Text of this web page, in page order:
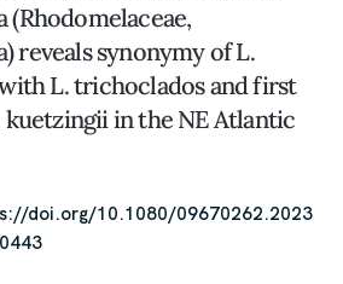
(Rhodomelaceae,
reveals synonymy of L.
L. trichoclados and first
in the NE Atlantic
doi.org/10.1080/09670262.2023